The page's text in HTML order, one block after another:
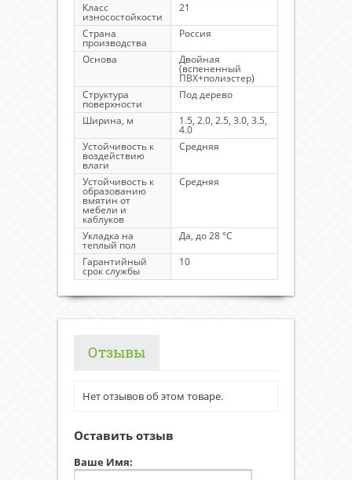
Класс
износостойкости
21
Страна
производства
Россия
Основа
Двойная
(вспененный
ПВХ+полиэстер)
Структура
поверхности
Под дерево
Ширина, м
1.5, 2.0, 2.5, 3.0, 3.5,
4.0
Устойчивость к
воздействию
влаги
Средняя
Устойчивость к
образованию
вмятин от
мебели и
каблуков
Средняя
Укладка на
теплый пол
Да, до 28 °C
Гарантийный
срок службы
10
Отзывы
Нет отзывов об этом товаре.
Оставить отзыв
Ваше Имя: